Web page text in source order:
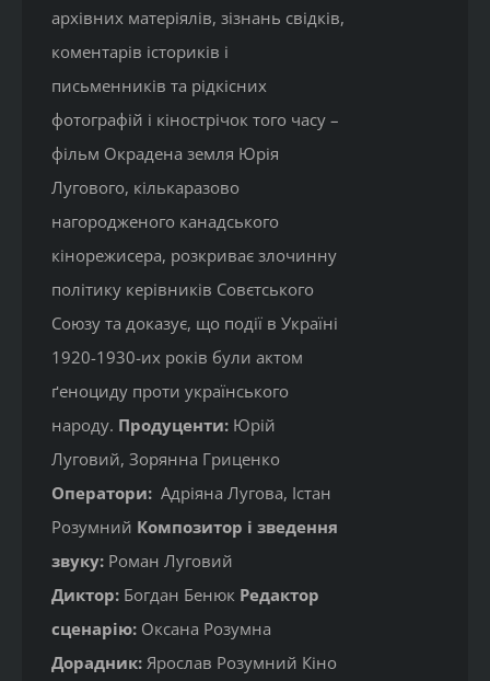
архівних матеріялів, зізнань свідків,
коментарів істориків і
письменників та рідкісних
фотографій і кінострічок того часу –
фільм Окрадена земля Юрія
Лугового, кількаразово
нагородженого канадського
кінорежисера, розкриває злочинну
політику керівників Совєтського
Союзу та доказує, що події в Україні
1920-1930-их років були актом
ґеноциду проти українського
народу. Продуценти: Юрій
Луговий, Зорянна Гриценко
Оператори: Адріяна Лугова, Істан
Розумний Композитор і зведення
звуку: Роман Луговий
Диктор: Богдан Бенюк Редактор
сценарію: Оксана Розумна
Дорадник: Ярослав Розумний Кіно